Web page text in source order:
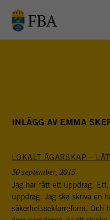
HEMSIDAN
FBA - BLOGGEN
FBA arbetar med
utvecklingssamarbete.
utbildning, forskning och
freds- och statsbyggande i
INLÄGG AV EMMA
LOKALT ÄGARSKAP –
30 september, 2015
Jag har fått ett uppdrag.
uppdrag. Jag ska skriva en
säkerhetssektorreform. Och